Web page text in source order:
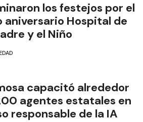
los festejos por el
aniversario Hospital de
y el Niño
capacitó alrededor
agentes estatales en
responsable de la IA